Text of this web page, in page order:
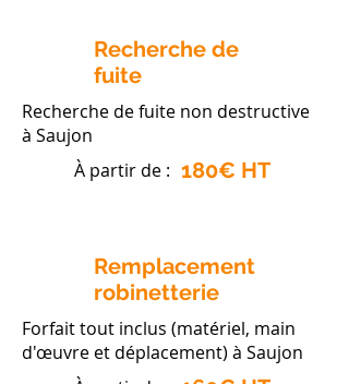
Recherche de
fuite
Recherche de fuite non destructive
à Saujon
À partir de : 180€ HT
Remplacement
robinetterie
Forfait tout inclus (matériel, main
d'œuvre et déplacement) à Saujon